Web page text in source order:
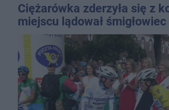
Ciężarówka zderzyła się z
miejscu lądował śmigłowiec